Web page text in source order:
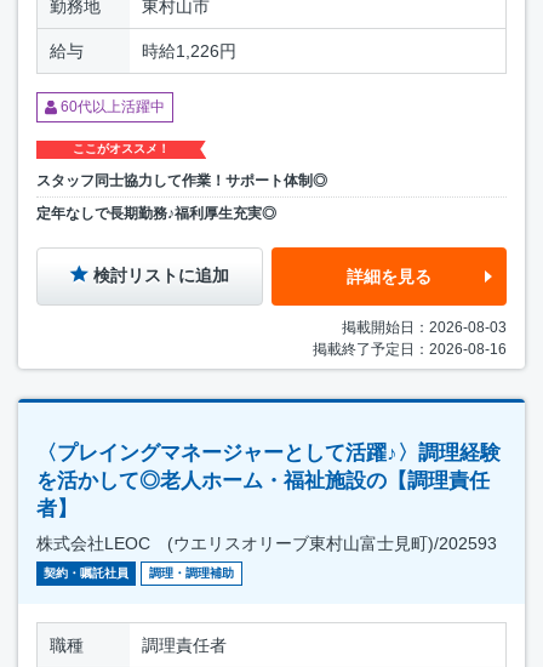
勤務地 東村山市
給与 時給1,226円
60代以上活躍中
ここがオススメ！
スタッフ同士協力して作業！サポート体制◎
定年なしで長期勤務♪福利厚生充実◎
検討リストに追加 詳細を見る
掲載開始日：2026-08-03
掲載終了予定日：2026-08-16
〈プレイングマネージャーとして活躍♪〉調理経験
を活かして◎老人ホーム・福祉施設の【調理責任
者】
株式会社LEOC (ウエリスオリーブ東村山富士見町)/202593
契約・嘱託社員 調理・調理補助
職種 調理責任者